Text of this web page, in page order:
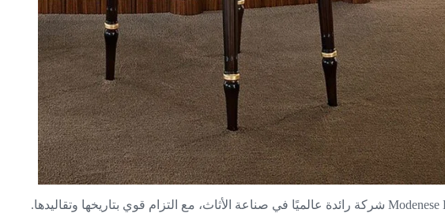
في كل عام، يزداد شعبية أثاث المؤلف من أفضل الحرفيين الإيطاليين في جميع أنحاء العالم. لا تزال شركة Modenese Luxury Interiors شركة رائدة عالميًا في صناعة الأثاث، مع التزام قوي بتاريخها وتقاليدها.